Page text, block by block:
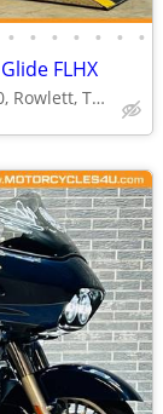
• • • • • • •
FLHX
4210 Industrial St Suite 200, Rowlett, TX 75088